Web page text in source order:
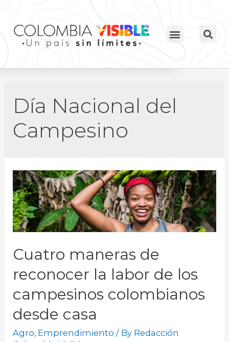
Día Nacional del
Campesino
Cuatro maneras de
reconocer la labor de los
campesinos colombianos
desde casa
Agro, Emprendimiento / By Redacción